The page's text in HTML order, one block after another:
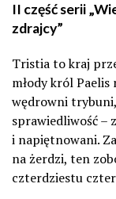
II część serii
zdrajcy”
Tristia to kraj
młody król Paelis
wędrowni
sprawiedliwość –
i napiętnowani.
na żerdzi, ten
czterdziestu